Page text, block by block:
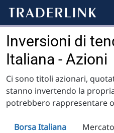
Inversioni di
Italiana - Azioni
Ci sono titoli azionari,
stanno invertendo la
potrebbero rappresentare
Borsa Italiana